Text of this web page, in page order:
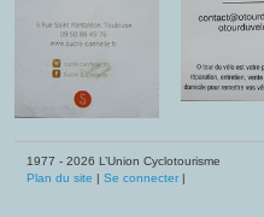
1977 - 2026 L’Union Cyclotourisme
Plan du site
Se connecter|